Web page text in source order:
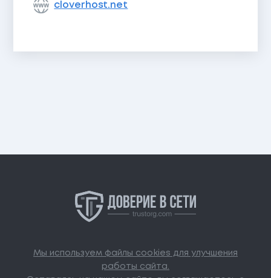
cloverhost.net
Мы используем файлы cookies для улучшения
работы сайта.